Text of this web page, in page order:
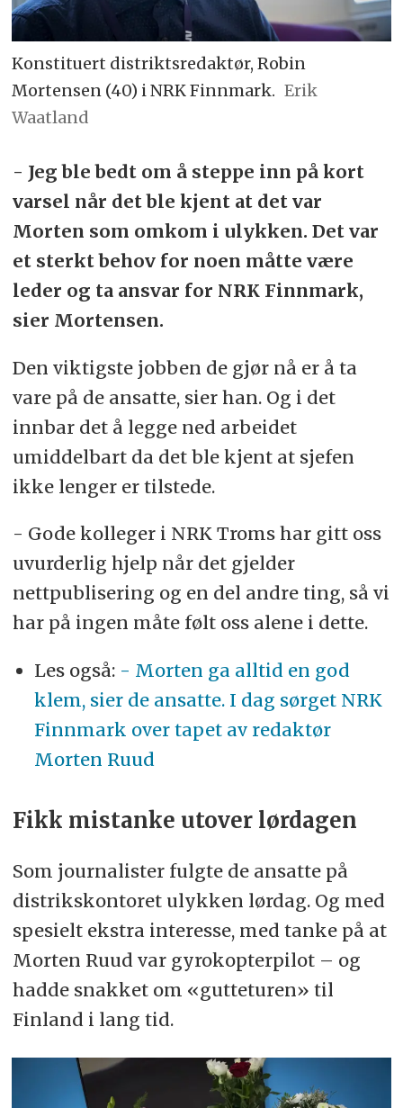
Konstituert distriktsredaktør, Robin
Mortensen (40) i NRK Finnmark. Erik
Waatland
- Jeg ble bedt om å steppe inn på kort
varsel når det ble kjent at det var
Morten som omkom i ulykken. Det var
et sterkt behov for noen måtte være
leder og ta ansvar for NRK Finnmark,
sier Mortensen.
Den viktigste jobben de gjør nå er å ta
vare på de ansatte, sier han. Og i det
innbar det å legge ned arbeidet
umiddelbart da det ble kjent at sjefen
ikke lenger er tilstede.
- Gode kolleger i NRK Troms har gitt oss
uvurderlig hjelp når det gjelder
nettpublisering og en del andre ting, så vi
har på ingen måte følt oss alene i dette.
Les også: - Morten ga alltid en god
klem, sier de ansatte. I dag sørget NRK
Finnmark over tapet av redaktør
Morten Ruud
Fikk mistanke utover lørdagen
Som journalister fulgte de ansatte på
distrikskontoret ulykken lørdag. Og med
spesielt ekstra interesse, med tanke på at
Morten Ruud var gyrokopterpilot – og
hadde snakket om «gutteturen» til
Finland i lang tid.